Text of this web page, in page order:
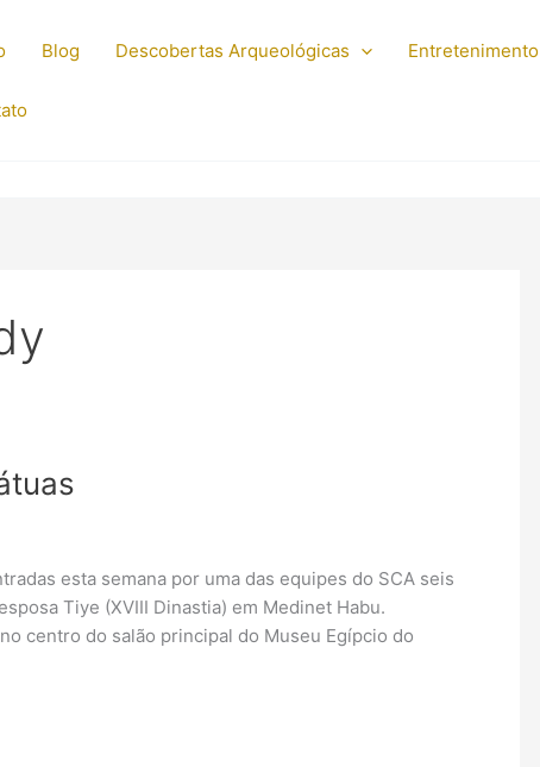
Blog Descobertas Arqueológicas Entretenimento
esta semana por uma das equipes do SCA seis
Tiye (XVIII Dinastia) em Medinet Habu.
centro do salão principal do Museu Egípcio do